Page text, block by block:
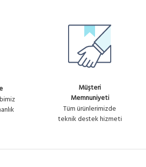
Müşteri
Memnuniyeti
Tüm ürünlerimizde
teknik destek hizmeti